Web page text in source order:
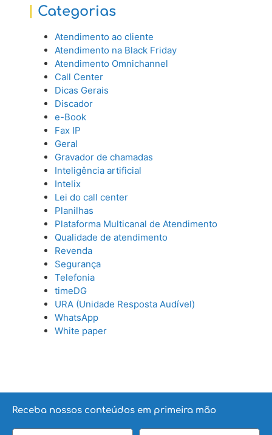
Categorias
Atendimento ao cliente
Atendimento na Black Friday
Atendimento Omnichannel
Call Center
Dicas Gerais
Discador
e-Book
Fax IP
Geral
Gravador de chamadas
Inteligência artificial
Intelix
Lei do call center
Planilhas
Plataforma Multicanal de Atendimento
Qualidade de atendimento
Revenda
Segurança
Telefonia
timeDG
URA (Unidade Resposta Audível)
WhatsApp
White paper
Receba nossos conteúdos em primeira mão